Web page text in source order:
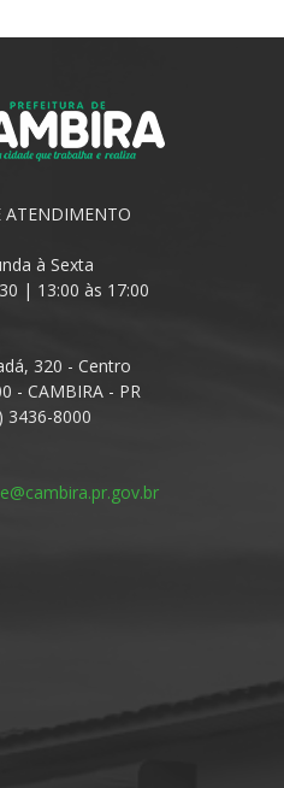
ATENDIMENTO
à Sexta
| 13:00 às 17:00
320 - Centro
- CAMBIRA - PR
3436-8000